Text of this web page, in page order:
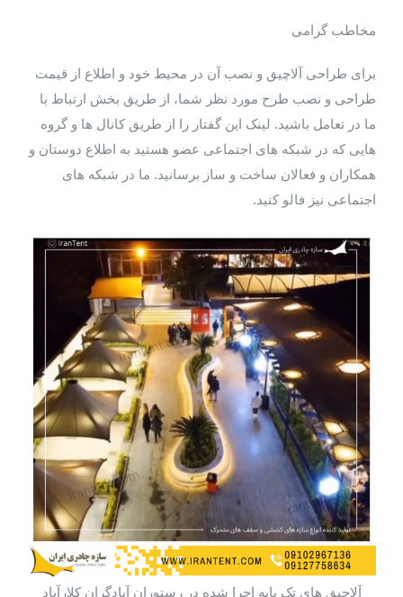
مخاطب گرامی
برای طراحی آلاچیق و نصب آن در محیط خود و اطلاع از قیمت
طراحی و نصب طرح مورد نظر شما، از طریق بخش ارتباط با
ما در تعامل باشید. لینک این گفتار را از طریق کانال ها و گروه
هایی که در شبکه های اجتماعی عضو هستید به اطلاع دوستان و
همکاران و فعالان ساخت و ساز برسانید. ما در شبکه های
اجتماعی نیز فالو کنید.
آلاچیق های تک پایه اجرا شده در رستوران آبادگران کلارآباد